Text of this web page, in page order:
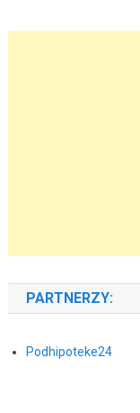
PARTNERZY:
Podhipoteke24